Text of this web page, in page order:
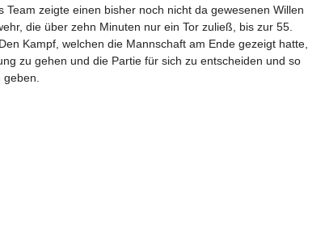
zeigte einen bisher noch nicht da gewesenen Willen
die über zehn Minuten nur ein Tor zuließ, bis zur 55.
Kampf, welchen die Mannschaft am Ende gezeigt hatte,
zu gehen und die Partie für sich zu entscheiden und so